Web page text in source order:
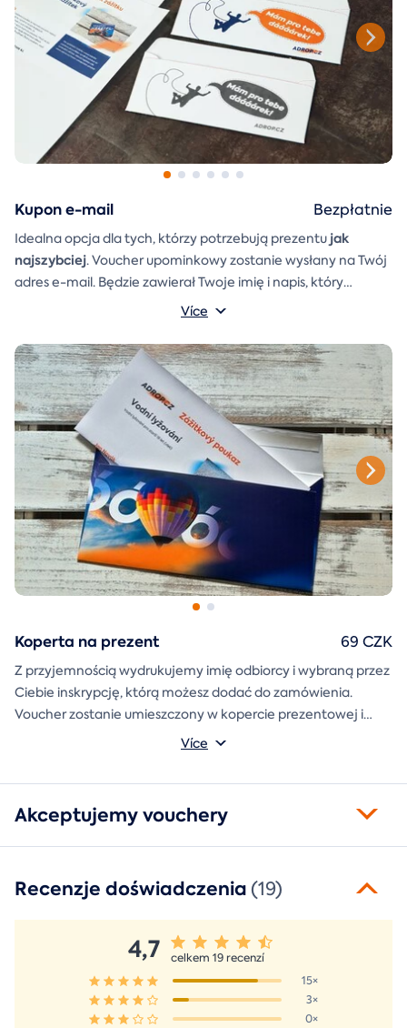
Kupon e-mail
Idealna opcja dla tych, którzy potrzebują prezentu jak
najszybciej. Voucher upominkowy zostanie wysłany na Twój
adres e-mail. Będzie zawierał Twoje imię i napis, który
koperta prezentowa
dołączona do wiadomości e-mail.
Více
Bezpłatnie
Koperta na prezent
Z przyjemnością wydrukujemy imię odbiorcy i wybraną przez
Ciebie inskrypcję, którą możesz dodać do zamówienia.
Voucher zostanie umieszczony w kopercie prezentowej i
wysłany bezpośrednio do Ciebie.
Více
69 CZK
Akceptujemy vouchery
Recenzje doświadczenia(19)
4,7
celkem 19 recenzí
15×
3×
0×